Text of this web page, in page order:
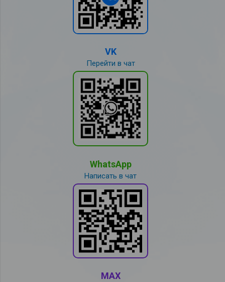
VK
Перейти в чат
WhatsApp
Написать в чат
MAX